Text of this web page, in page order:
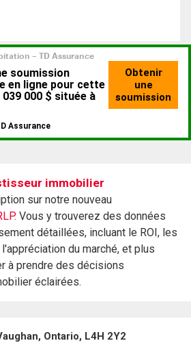
immobilier
sur notre nouveau
Vous y trouverez des données
détaillées, incluant le ROI, les
du marché, et plus
à prendre des décisions
éclairées.
Ontario, L4H 2Y2